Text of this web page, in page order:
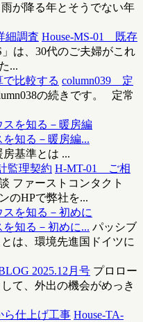
が降る年とそうでない年
House-MS-01 既存
」は、30代のご夫婦がこれ
...
column039 定
の続きです。 定常
知る－暖房編...
基準とは ...
H-MT-01 ご相
ファーストコンタクト
のHPで弊社を...
知る－初めに... パッシブ
は、環境先進国ドイツに
2025.12月号 プロロー
て、外出の機会がめっき
House-TA-